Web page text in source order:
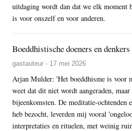
uitdaging wordt dan dat we elk moment
is voor onszelf en voor anderen.
Boeddhistische doeners en
gastauteur - 17 mei 2026
Arjan Mulder: 'Het boeddhisme is voor
weet dat dit niet wordt aangeraden,
bijeenkomsten. De meditatie-ochtenden
heb bezocht, leverden mij vooral
interpretaties en rituelen, met weinig